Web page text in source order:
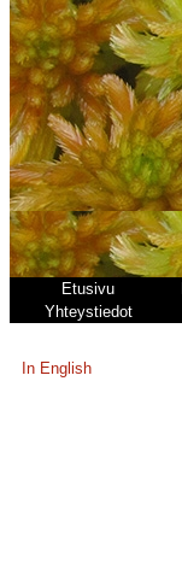
Etusivu
Yhteystiedot
In English